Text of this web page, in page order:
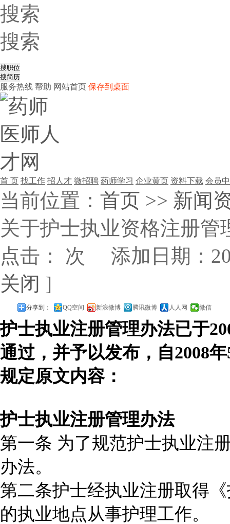
搜索
搜索
服务热线 帮助 网站首页 保存到桌面
首 页 找工作 招人才 微招聘 药师学习 企业黄页 资料下载 会员
当前位置： 首页 >> 新闻
关于护士执业资格注册管
点击：
次 添加日期：
关闭 ]
分享到： QQ空间 新浪微博 腾讯微博 人人网 微信
护士执业注册管理办法已于
通过，并予以发布，自2008
规定原文内容：
护士执业注册管理办法
第一条 为了规范护士执业注
办法。
第二条护士经执业注册取得
的执业地点从事护理工作。